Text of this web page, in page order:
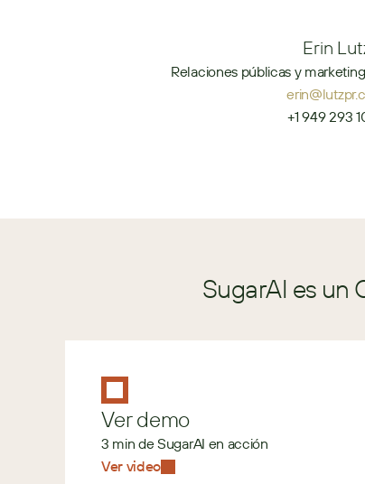
Erin
Relaciones públicas y
+1 949 293
SugarAI es un
Ver demo
3 min de SugarAI en acción
Ver video